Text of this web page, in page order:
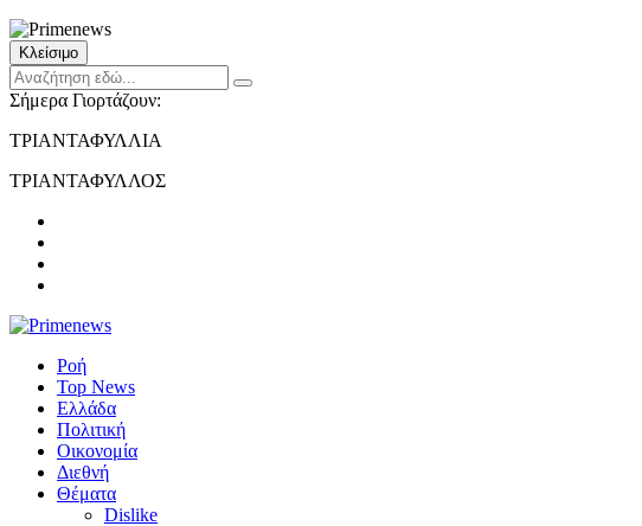
Κλείσιμο
Σήμερα Γιορτάζουν:
ΤΡΙΑΝΤΑΦΥΛΛΙΑ
ΤΡΙΑΝΤΑΦΥΛΛΟΣ
Ροή
Top News
Ελλάδα
Πολιτική
Οικονομία
Διεθνή
Θέματα
Dislike